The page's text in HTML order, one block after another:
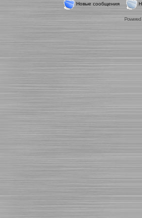
Новые сообщения